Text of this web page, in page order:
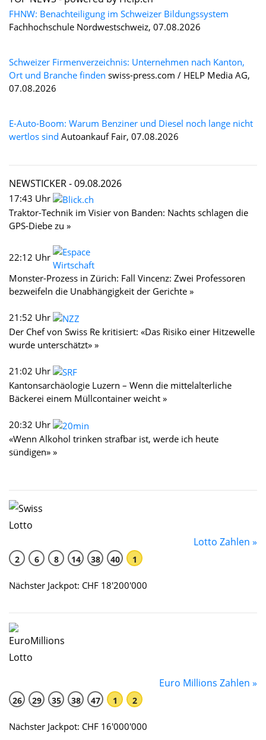
FHNW: Benachteiligung im Schweizer Bildungssystem
Fachhochschule Nordwestschweiz, 07.08.2026
Schweizer Firmenverzeichnis: Unternehmen nach Kanton,
Ort und Branche finden swiss-press.com / HELP Media AG,
07.08.2026
E-Auto-Boom: Warum Benziner und Diesel noch lange nicht
wertlos sind Autoankauf Fair, 07.08.2026
NEWSTICKER -09.08.2026
17:43 Uhr
Traktor-Technik im Visier von Banden: Nachts schlagen die
GPS-Diebe zu »
22:12 Uhr
Monster-Prozess in Zürich: Fall Vincenz: Zwei Professoren
bezweifeln die Unabhängigkeit der Gerichte »
21:52 Uhr
Der Chef von Swiss Re kritisiert: «Das Risiko einer Hitzewelle
wurde unterschätzt» »
21:02 Uhr
Kantonsarchäologie Luzern – Wenn die mittelalterliche
Bäckerei einem Müllcontainer weicht »
20:32 Uhr
«Wenn Alkohol trinken strafbar ist, werde ich heute
sündigen» »
Lotto Zahlen »
2 6 8 14 38 40 1
Nächster Jackpot: CHF 18'200'000
Euro Millions Zahlen »
26 29 35 38 47 1 2
Nächster Jackpot: CHF 16'000'000